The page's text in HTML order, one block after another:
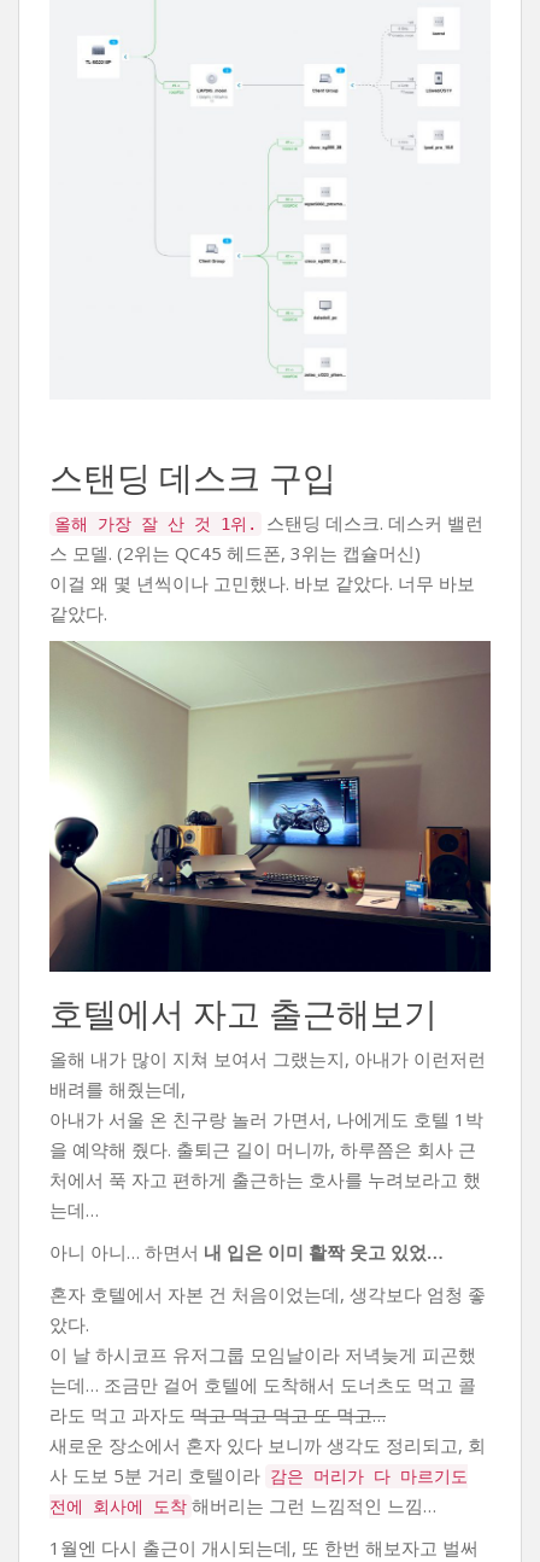
스탠딩 데스크 구입
올해 가장 잘 산 것 1위.
스탠딩 데스크. 데스커 밸런
스 모델. (2위는 QC45 헤드폰, 3위는 캡슐머신)
이걸 왜 몇 년씩이나 고민했나. 바보 같았다. 너무 바보
같았다.
호텔에서 자고 출근해보기
올해 내가 많이 지쳐 보여서 그랬는지, 아내가 이런저런
배려를 해줬는데,
아내가 서울 온 친구랑 놀러 가면서, 나에게도 호텔 1박
을 예약해 줬다. 출퇴근 길이 머니까, 하루쯤은 회사 근
처에서 푹 자고 편하게 출근하는 호사를 누려보라고 했
는데…
아니 아니… 하면서 내 입은 이미 활짝 웃고 있었…
혼자 호텔에서 자본 건 처음이었는데, 생각보다 엄청 좋
았다.
이 날 하시코프 유저그룹 모임날이라 저녁늦게 피곤했
는데… 조금만 걸어 호텔에 도착해서 도너츠도 먹고 콜
라도 먹고 과자도 먹고 먹고 먹고 또 먹고…
새로운 장소에서 혼자 있다 보니까 생각도 정리되고, 회
사 도보 5분 거리 호텔이라 감은 머리가 다 마르기도
전에 회사에 도착 해버리는 그런 느낌적인 느낌…
1월엔 다시 출근이 개시되는데, 또 한번 해보자고 벌써